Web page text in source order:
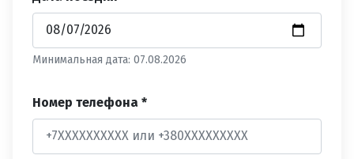
Минимальная дата: 07.08.2026
Номер телефона *